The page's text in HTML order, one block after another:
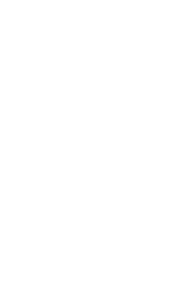
efectivo en tu tienda más
Bitnovo o realiza compras
para comprar